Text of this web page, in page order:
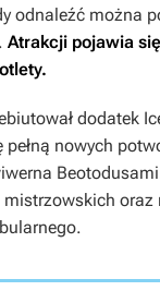
odnaleźć można
Atrakcji pojawia
dodatek
pełną nowych
oraz